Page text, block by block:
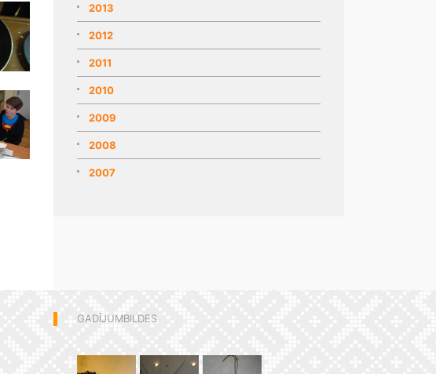
2013
2012
2011
2010
2009
2008
2007
GADĪJUMBILDES